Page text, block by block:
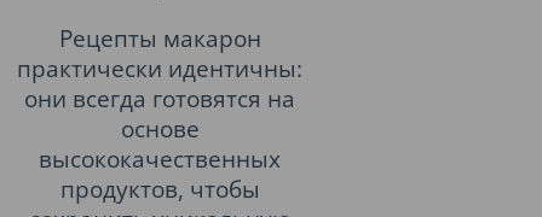
Рецепты макарон
практически идентичны:
они всегда готовятся на
основе
высококачественных
продуктов, чтобы